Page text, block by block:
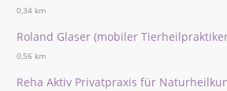
0,34 km
Roland Glaser (mobiler
0,56 km
Reha Aktiv Privatpraxis für